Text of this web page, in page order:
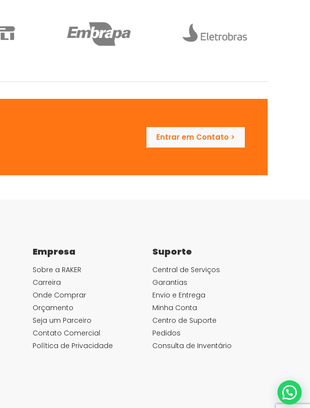
Entrar em Contato >
Empresa
Sobre a RAKER
Carreira
Onde Comprar
Orçamento
Seja um Parceiro
Contato Comercial
Política de Privacidade
Suporte
Central de Serviços
Garantias
Envio e Entrega
Minha Conta
Centro de Suporte
Pedidos
Consulta de Inventário